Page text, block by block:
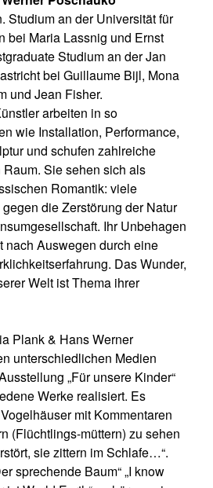
Studium an der Universität für
bei Maria Lassnig und Ernst
Studium an der Jan
bei Guillaume Bijl, Mona
und Jean Fisher.
arbeiten in so
wie Installation, Performance,
und schufen zahlreiche
Sie sehen sich als
Romantik: viele
die Zerstörung der Natur
Ihr Unbehagen
nach Auswegen durch eine
Das Wunder,
Welt ist Thema ihrer
Plank & Hans Werner
unterschiedlichen Medien
„Für unsere Kinder“
Werke realisiert. Es
mit Kommentaren
(Flüchtlings-müttern) zu sehen
sie zittern im Schlafe…“.
sprechende Baum“ „I know